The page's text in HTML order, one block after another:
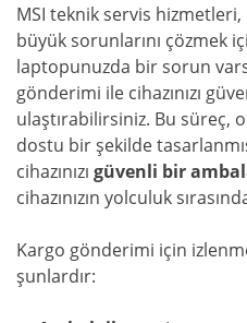
MSI teknik servis hizmetleri,
büyük sorunlarını çözmek
laptopunuzda bir sorun
gönderimi ile cihazınızı
ulaştırabilirsiniz. Bu süreç,
dostu bir şekilde
cihazınızı güvenli bir
cihazınızın yolculuk
Kargo gönderimi için
şunlardır: